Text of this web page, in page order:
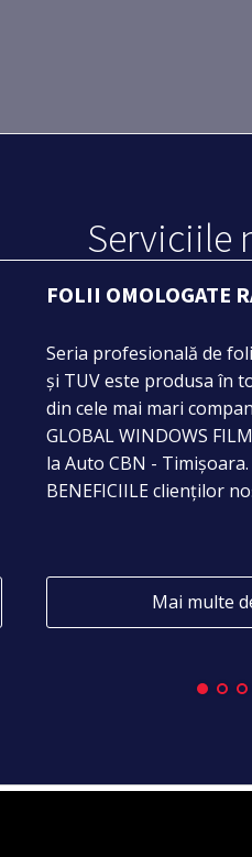
Serviciile
FOLII OMOLOGATE
Seria profesională de
și TUV este produsa în
din cele mai mari
GLOBAL WINDOWS
la Auto CBN - Timișoara.
BENEFICIILE clienților
Mai multe